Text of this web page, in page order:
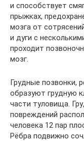
и способствует
прыжках,
мозга от
и дуги с
проходит
мозг.
Грудные позвонки,
образуют грудную
части туловища.
повреждений
человека 12 пар
Рёбра подвижно